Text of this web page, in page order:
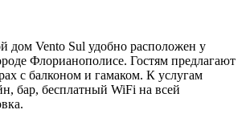
дом Vento Sul удобно расположен у
Флорианополисе. Гостям предлагают
с балконом и гамаком. К услугам
бар, бесплатный WiFi на всей